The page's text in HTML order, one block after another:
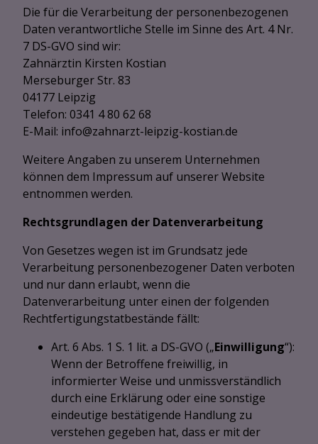
Die für die Verarbeitung der personenbezogenen
Daten verantwortliche Stelle im Sinne des Art. 4 Nr.
7 DS-GVO sind wir:
Zahnärztin Kirsten Kostian
Merseburger Str. 83
04177 Leipzig
Telefon: 0341 4 80 62 68
E-Mail: info@zahnarzt-leipzig-kostian.de
Weitere Angaben zu unserem Unternehmen
können dem Impressum auf unserer Website
entnommen werden.
Rechtsgrundlagen der Datenverarbeitung
Von Gesetzes wegen ist im Grundsatz jede
Verarbeitung personenbezogener Daten verboten
und nur dann erlaubt, wenn die
Datenverarbeitung unter einen der folgenden
Rechtfertigungstatbestände fällt:
Art. 6 Abs. 1 S. 1 lit. a DS-GVO („Einwilligung“):
Wenn der Betroffene freiwillig, in
informierter Weise und unmissverständlich
durch eine Erklärung oder eine sonstige
eindeutige bestätigende Handlung zu
verstehen gegeben hat, dass er mit der